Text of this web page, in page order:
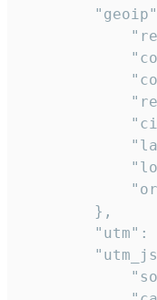
        },
"utm":